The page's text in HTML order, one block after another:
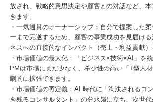
放され、戦略的意思決定や顧客との対話など、
きます。
・一気通貫のオーナーシップ：自分で提案した
ーまで完遂するため、顧客の事業成功を見届け
ネスへの直接的なインパクト（売上・利益貢献）
・市場価値の最大化：「ビジネス×技術×AI」を
PMは市場にまだ少なく、希少性の高い「T型人
劇的に拡張できます。
・市場価値の再定義：AI 時代に「淘汰されるコ
き残るコンサルタント」の分水嶺に立ち、次世